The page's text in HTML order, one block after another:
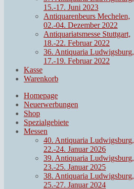
15.-17. Juni 2023
Antiquarenbeurs Mechelen,
02.-04. Dezember 2022
Antiquariatsmesse Stuttgart,
18.-22. Februar 2022
36. Antiquaria Ludwigsburg,
17.-19. Februar 2022
Kasse
Warenkorb
Homepage
Neuerwerbungen
Shop
Spezialgebiete
Messen
40. Antiquaria Ludwigsburg,
22.-24. Januar 2026
39. Antiquaria Ludwigsburg,
23.-25. Januar 2025
38. Antiquaria Ludwigsburg,
25.-27. Januar 2024